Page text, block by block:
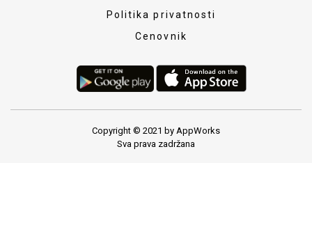
Politika privatnosti
Cenovnik
Copyright © 2021 by AppWorks
Sva prava zadržana